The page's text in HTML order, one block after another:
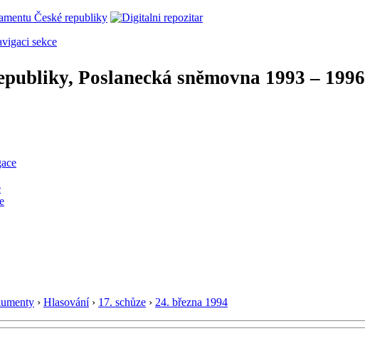
sekce
Poslanecká sněmovna 1993 – 1996
› Hlasování › 17. schůze › 24. března 1994